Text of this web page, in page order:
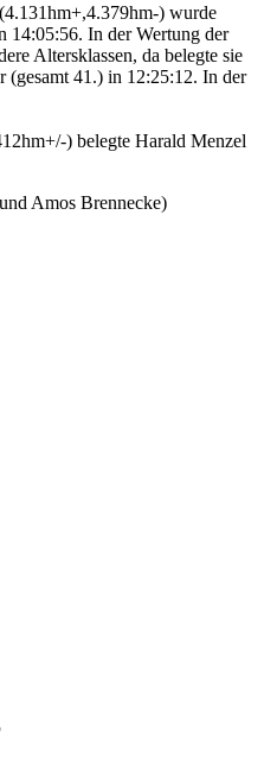
) wurde
14:05:56. In der Wertung der
Altersklassen, da belegte sie
(gesamt 41.) in 12:25:12. In der
) belegte Harald Menzel
Amos Brennecke)